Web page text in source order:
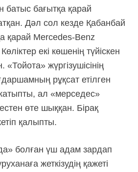
батыс бағытқа қарай
Дәл сол кезде Қабанбай
қарай Mercedes-Benz
екі көшенің түйіскен
жүргізушісінің
рұқсат етілген
ал «мерседес»
өте шыққан. Бірақ
қалыпты.
болған үш адам зардап
жеткізудің қажеті